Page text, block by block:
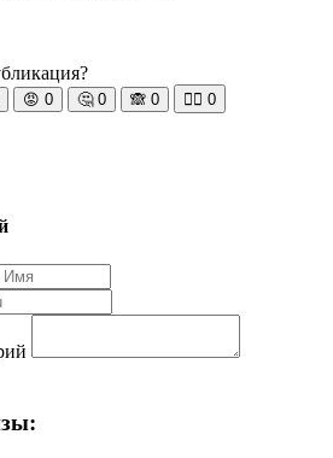
😡 0 🤔 0 🙈 0 🧘‍♀️ 0